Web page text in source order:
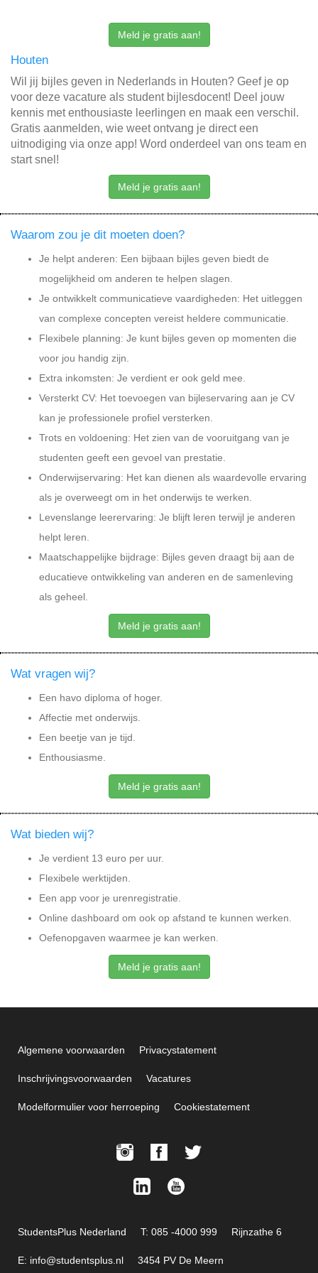
Meld je gratis aan!
Houten
Wil jij bijles geven in Nederlands in Houten? Geef je op
voor deze vacature als student bijlesdocent! Deel jouw
kennis met enthousiaste leerlingen en maak een verschil.
Gratis aanmelden, wie weet ontvang je direct een
uitnodiging via onze app! Word onderdeel van ons team en
start snel!
Meld je gratis aan!
Waarom zou je dit moeten doen?
Je helpt anderen: Een bijbaan bijles geven biedt de
mogelijkheid om anderen te helpen slagen.
Je ontwikkelt communicatieve vaardigheden: Het uitleggen
van complexe concepten vereist heldere communicatie.
Flexibele planning: Je kunt bijles geven op momenten die
voor jou handig zijn.
Extra inkomsten: Je verdient er ook geld mee.
Versterkt CV: Het toevoegen van bijleservaring aan je CV
kan je professionele profiel versterken.
Trots en voldoening: Het zien van de vooruitgang van je
studenten geeft een gevoel van prestatie.
Onderwijservaring: Het kan dienen als waardevolle ervaring
als je overweegt om in het onderwijs te werken.
Levenslange leerervaring: Je blijft leren terwijl je anderen
helpt leren.
Maatschappelijke bijdrage: Bijles geven draagt bij aan de
educatieve ontwikkeling van anderen en de samenleving
als geheel.
Meld je gratis aan!
Wat vragen wij?
Een havo diploma of hoger.
Affectie met onderwijs.
Een beetje van je tijd.
Enthousiasme.
Meld je gratis aan!
Wat bieden wij?
Je verdient 13 euro per uur.
Flexibele werktijden.
Een app voor je urenregistratie.
Online dashboard om ook op afstand te kunnen werken.
Oefenopgaven waarmee je kan werken.
Meld je gratis aan!
Algemene voorwaarden Privacystatement
Inschrijvingsvoorwaarden Vacatures
Modelformulier voor herroeping Cookiestatement
StudentsPlus Nederland T: 085 -4000 999 Rijnzathe 6
E: info@studentsplus.nl 3454 PV De Meern